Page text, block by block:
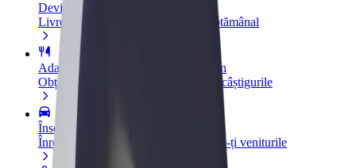
Devino curier
Livrează mâncare și câștigă bani săptămânal
Adaugă un restaurant sau un magazin
Obține mai mulți clienți și mărește-ți câștigurile
Înscrie-te ca administrator de flotă
Înregistrează-ți flota la Bolt și mărește-ți veniturile